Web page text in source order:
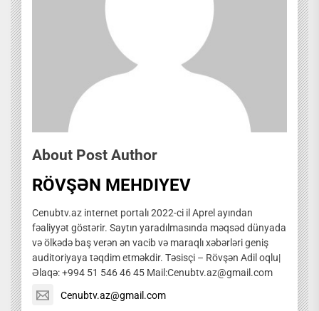
About Post Author
RÖVŞƏN MEHDIYEV
Cenubtv.az internet portalı 2022-ci il Aprel ayından
fəaliyyət göstərir. Saytın yaradılmasında məqsəd dünyada
və ölkədə baş verən ən vacib və maraqlı xəbərləri geniş
auditoriyaya təqdim etməkdir. Təsisçi – Rövşən Adil oqlu|
Əlaqə: +994 51 546 46 45 Mail:Cenubtv.az@gmail.com
Cenubtv.az@gmail.com